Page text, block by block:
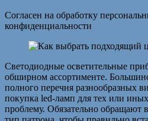
Согласен на обработку
конфиденциальности
Светодиодные осветительные
обширном ассортименте.
полного перечня разнообразных
покупка led-ламп для тех или иных
проблему. Обязательно